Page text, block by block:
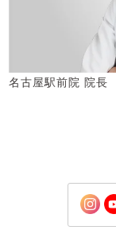
名古屋駅前院 院長